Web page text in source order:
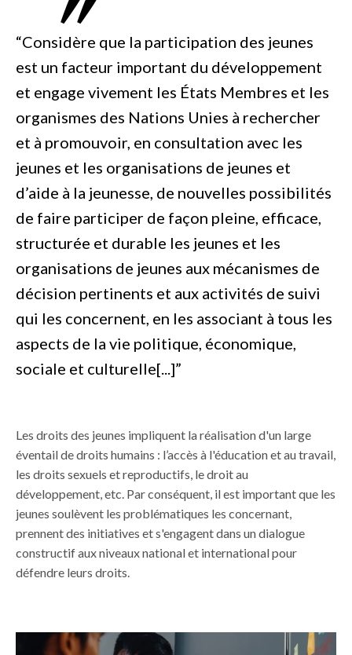
“Considère que la participation des jeunes
est un facteur important du développement
et engage vivement les États Membres et les
organismes des Nations Unies à rechercher
et à promouvoir, en consultation avec les
jeunes et les organisations de jeunes et
d’aide à la jeunesse, de nouvelles possibilités
de faire participer de façon pleine, efficace,
structurée et durable les jeunes et les
organisations de jeunes aux mécanismes de
décision pertinents et aux activités de suivi
qui les concernent, en les associant à tous les
aspects de la vie politique, économique,
sociale et culturelle[...]”
Les droits des jeunes impliquent la réalisation d'un large
éventail de droits humains : l’accès à l'éducation et au travail,
les droits sexuels et reproductifs, le droit au
développement, etc. Par conséquent, il est important que les
jeunes soulèvent les problématiques les concernant,
prennent des initiatives et s'engagent dans un dialogue
constructif aux niveaux national et international pour
défendre leurs droits.